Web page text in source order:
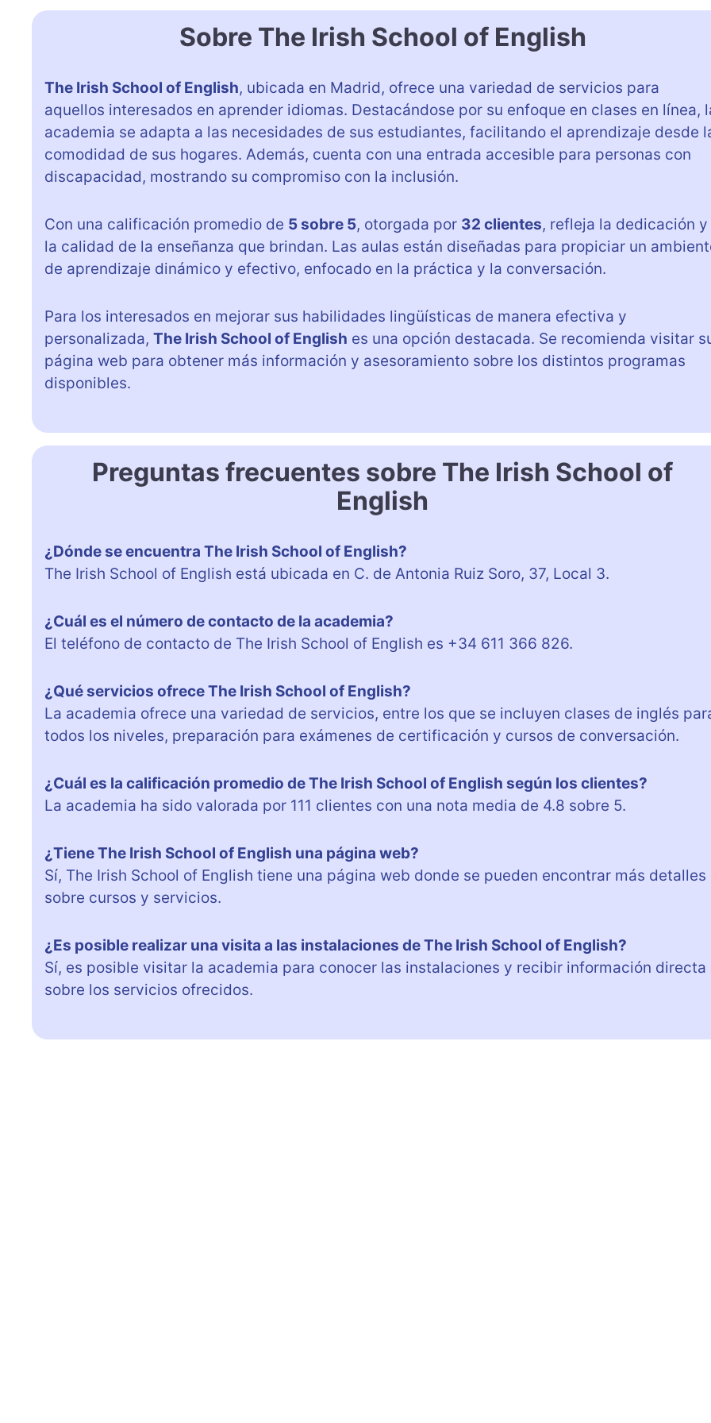
Sobre The Irish School of English
The Irish School of English, ubicada en Madrid, ofrece una variedad de servicios para
aquellos interesados en aprender idiomas. Destacándose por su enfoque en clases en línea,
academia se adapta a las necesidades de sus estudiantes, facilitando el aprendizaje desde
comodidad de sus hogares. Además, cuenta con una entrada accesible para personas con
discapacidad, mostrando su compromiso con la inclusión.
Con una calificación promedio de 5 sobre 5, otorgada por 32 clientes, refleja la dedicación y
la calidad de la enseñanza que brindan. Las aulas están diseñadas para propiciar un
de aprendizaje dinámico y efectivo, enfocado en la práctica y la conversación.
Para los interesados en mejorar sus habilidades lingüísticas de manera efectiva y
personalizada, The Irish School of English es una opción destacada. Se recomienda visitar
página web para obtener más información y asesoramiento sobre los distintos programas
disponibles.
Preguntas frecuentes sobre The Irish School of
English
¿Dónde se encuentra The Irish School of English?
The Irish School of English está ubicada en C. de Antonia Ruiz Soro, 37, Local 3.
¿Cuál es el número de contacto de la academia?
El teléfono de contacto de The Irish School of English es +34 611 366 826.
¿Qué servicios ofrece The Irish School of English?
La academia ofrece una variedad de servicios, entre los que se incluyen clases de inglés
todos los niveles, preparación para exámenes de certificación y cursos de conversación.
¿Cuál es la calificación promedio de The Irish School of English según los clientes?
La academia ha sido valorada por 111 clientes con una nota media de 4.8 sobre 5.
¿Tiene The Irish School of English una página web?
Sí, The Irish School of English tiene una página web donde se pueden encontrar más detalles
sobre cursos y servicios.
¿Es posible realizar una visita a las instalaciones de The Irish School of English?
Sí, es posible visitar la academia para conocer las instalaciones y recibir información directa
sobre los servicios ofrecidos.